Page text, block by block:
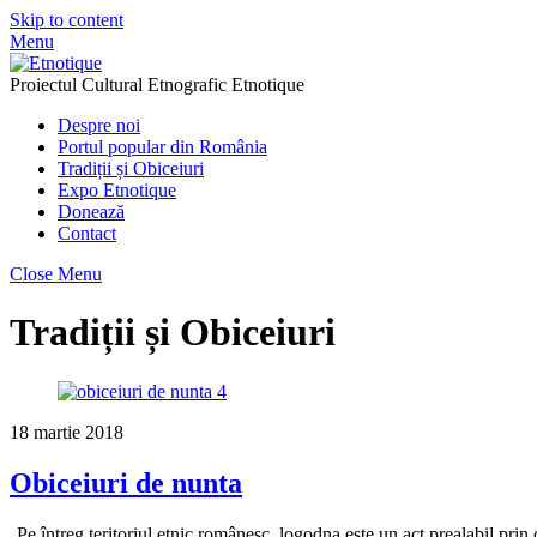
Skip to content
Menu
Proiectul Cultural Etnografic Etnotique
Despre noi
Portul popular din România
Tradiții și Obiceiuri
Expo Etnotique
Donează
Contact
Close Menu
Tradiții și Obiceiuri
18 martie 2018
Obiceiuri de nunta